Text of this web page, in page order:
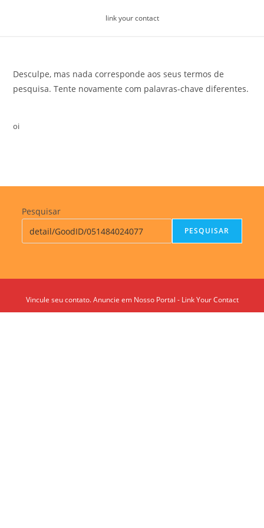
link your contact
Desculpe, mas nada corresponde aos seus termos de
pesquisa. Tente novamente com palavras-chave diferentes.
oi
Pesquisar
PESQUISAR
Vincule seu contato. Anuncie em Nosso Portal - Link Your Contact